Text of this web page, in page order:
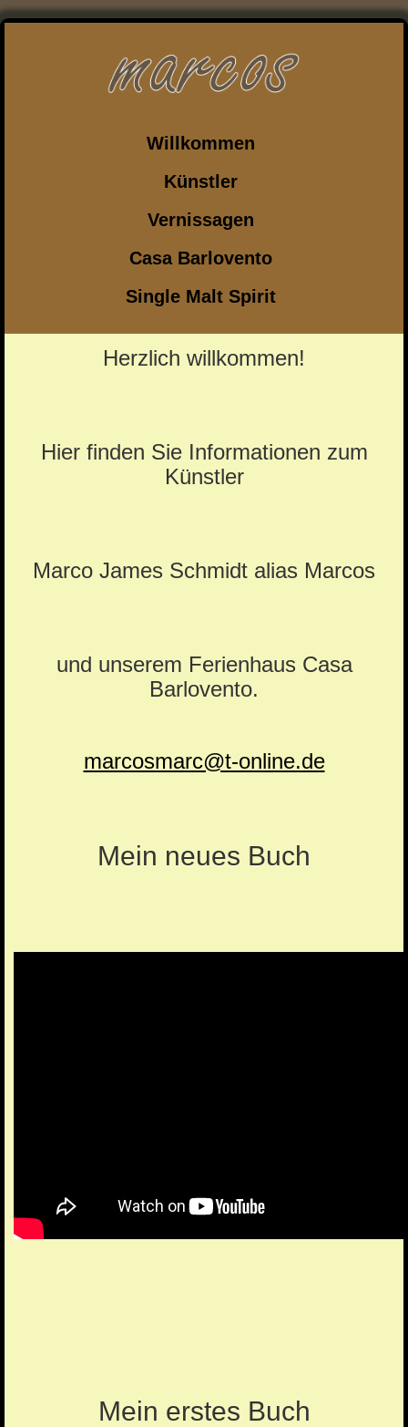
Willkommen
Künstler
Vernissagen
Casa Barlovento
Single Malt Spirit
Herzlich willkommen!
Hier finden Sie Informationen zum
Künstler
Marco James Schmidt alias Marcos
und unserem Ferienhaus Casa
Barlovento.
marcosmarc@t-online.de
Mein neues Buch
Mein erstes Buch